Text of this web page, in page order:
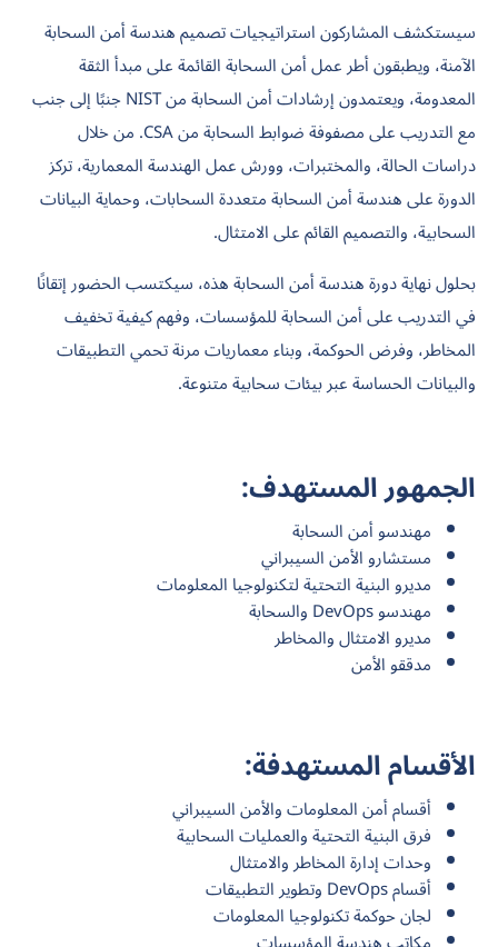
سيستكشف المشاركون استراتيجيات تصميم هندسة أمن السحابة
الآمنة، ويطبقون أطر عمل أمن السحابة القائمة على مبدأ الثقة
المعدومة، ويعتمدون إرشادات أمن السحابة من NIST جنبًا إلى جنب
مع التدريب على مصفوفة ضوابط السحابة من CSA. من خلال
دراسات الحالة، والمختبرات، وورش عمل الهندسة المعمارية، تركز
الدورة على هندسة أمن السحابة متعددة السحابات، وحماية البيانات
السحابية، والتصميم القائم على الامتثال.
بحلول نهاية دورة هندسة أمن السحابة هذه، سيكتسب الحضور إتقانًا
في التدريب على أمن السحابة للمؤسسات، وفهم كيفية تخفيف
المخاطر، وفرض الحوكمة، وبناء معماريات مرنة تحمي التطبيقات
والبيانات الحساسة عبر بيئات سحابية متنوعة.
الجمهور المستهدف:
مهندسو أمن السحابة
مستشارو الأمن السيبراني
مديرو البنية التحتية لتكنولوجيا المعلومات
مهندسو DevOps والسحابة
مديرو الامتثال والمخاطر
مدققو الأمن
الأقسام المستهدفة:
أقسام أمن المعلومات والأمن السيبراني
فرق البنية التحتية والعمليات السحابية
وحدات إدارة المخاطر والامتثال
أقسام DevOps وتطوير التطبيقات
لجان حوكمة تكنولوجيا المعلومات